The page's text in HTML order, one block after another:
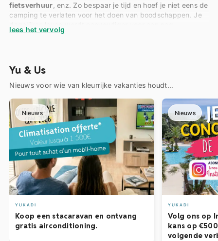
fietsverhuur, enz. Zo bespaar je tijd en hoef je niet eens de
camping te verlaten voor het doen van boodschappen. Je
aangenamere vakantie!
lees het vervolg
Yu & Us
Nieuws voor wie van kleurrijke vakanties houdt…
Nieuws
YUKADI
Koop een stacaravan en ontvang
gratis airconditioning.
Nieuws
YUKADI
Volg ons op
kans op
volgende